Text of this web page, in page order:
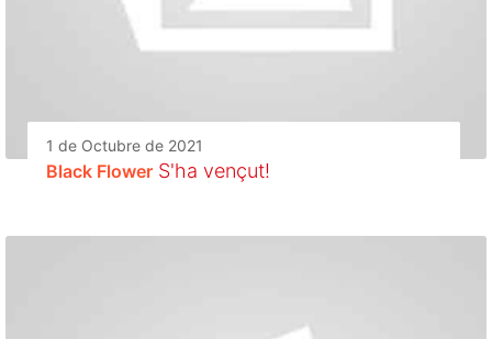
1 de Octubre de 2021
Black Flower S'ha vençut!